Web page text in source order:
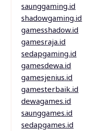
saunggaming.id
shadowgaming.id
gamesshadow.id
gamesraja.id
sedapgaming.id
gamesdewa.id
gamesjenius.id
gamesterbaik.id
dewagames.id
saunggames.id
sedapgames.id